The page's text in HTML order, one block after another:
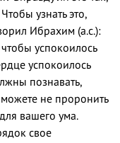
узнать это,
Ибрахим (а.с.):
успокоилось
успокоилось
познавать,
можете не проронить
вашего ума.
свое